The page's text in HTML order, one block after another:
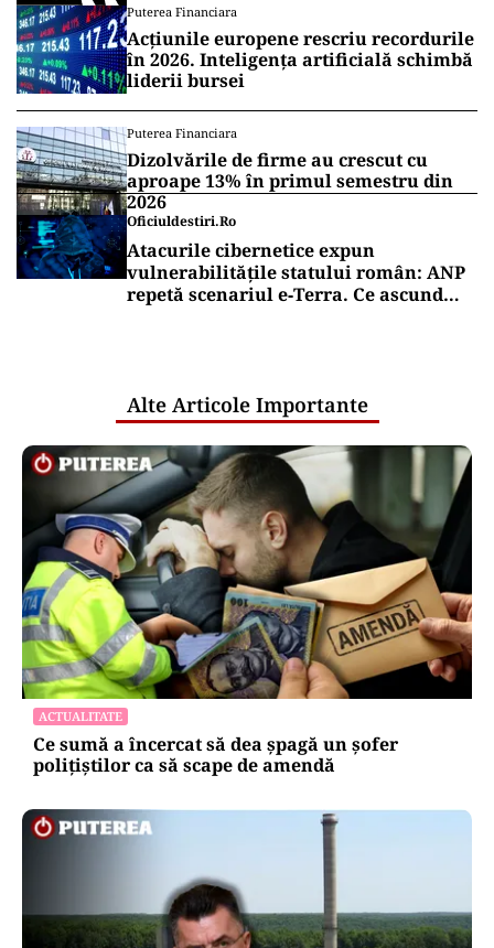
Puterea Financiara
Acțiunile europene rescriu recordurile
în 2026. Inteligența artificială schimbă
liderii bursei
Puterea Financiara
Dizolvările de firme au crescut cu
aproape 13% în primul semestru din
2026
Oficiuldestiri.ro
Atacurile cibernetice expun
vulnerabilitățile statului român: ANP
repetă scenariul e‑Terra. Ce ascund
Alte Articole Importante
ACTUALITATE
Ce sumă a încercat să dea șpagă un șofer
polițiștilor ca să scape de amendă